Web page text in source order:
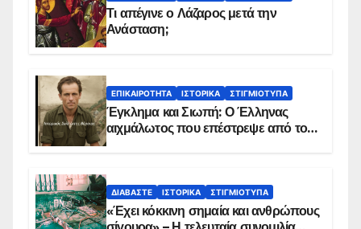
Τι απέγινε ο Λάζαρος μετά την
Ανάσταση;
ΕΠΙΚΑΙΡΌΤΗΤΑ ΙΣΤΟΡΙΚΆ ΣΤΙΓΜΙΌΤΥΠΑ
Έγκλημα και Σιωπή: Ο Έλληνας
αιχμάλωτος που επέστρεψε από το
ΔΙΑΒΆΣΤΕ ΙΣΤΟΡΙΚΆ ΣΤΙΓΜΙΌΤΥΠΑ
«Έχει κόκκινη σημαία και ανθρώπους